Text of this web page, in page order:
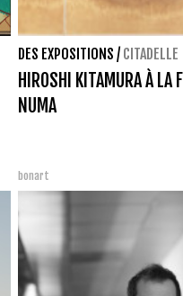
DES EXPOSITIONS / CITADELLE
HIROSHI KITAMURA À LA
NUMA
bonart